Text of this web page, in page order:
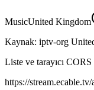
MusicUnited Kingdom
Kaynak: iptv-org
Liste ve tarayıcı CORS
https://